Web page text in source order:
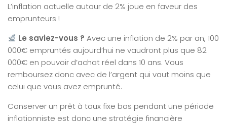
L’inflation actuelle autour de 2% joue en faveur des
emprunteurs !
Le saviez-vous ? Avec une inflation de 2% par an, 100
000€ empruntés aujourd’hui ne vaudront plus que 82
000€ en pouvoir d’achat réel dans 10 ans. Vous
remboursez donc avec de l’argent qui vaut moins que
celui que vous avez emprunté.
Conserver un prêt à taux fixe bas pendant une période
inflationniste est donc une stratégie financière